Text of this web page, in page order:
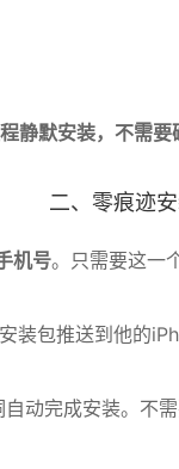
静默安装，不需要
二、零痕迹
机号。只需要这一
装包推送到他的
动完成安装。不